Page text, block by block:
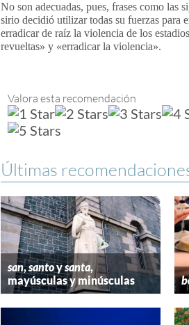
No son adecuadas, pues, frases como las
sirio decidió utilizar todas su fuerzas para
erradicar de raíz la violencia de los
revueltas» y «erradicar la violencia».
Valora esta recomendación
Últimas
san,santoysanta,
mayúsculas y minúsculas